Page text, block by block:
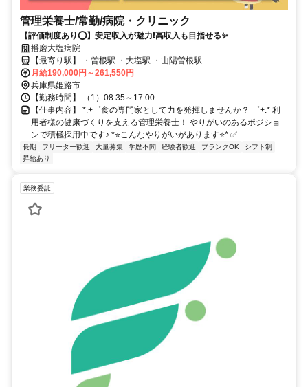
管理栄養士/常勤/病院・クリニック
【評価制度あり⭕️】安定収入が魅力❗️高収入も目指せる✨
播磨大塩病院
【最寄り駅】 ・曽根駅 ・大塩駅 ・山陽曽根駅
月給190,000円～261,550円
兵庫県姫路市
【勤務時間】 （1）08:35～17:00
【仕事内容】 *.+゜食の専門家として力を発揮しませんか？ ゜+.* 利
用者様の健康づくりを支える管理栄養士！ やりがいのあるポジショ
ンで積極採用中です♪ *⭐️こんなやりがいがあります⭐️* ✅️...
長期 フリーター歓迎 大量募集 学歴不問 経験者歓迎 ブランクOK
シフト制
昇給あり
業務委託